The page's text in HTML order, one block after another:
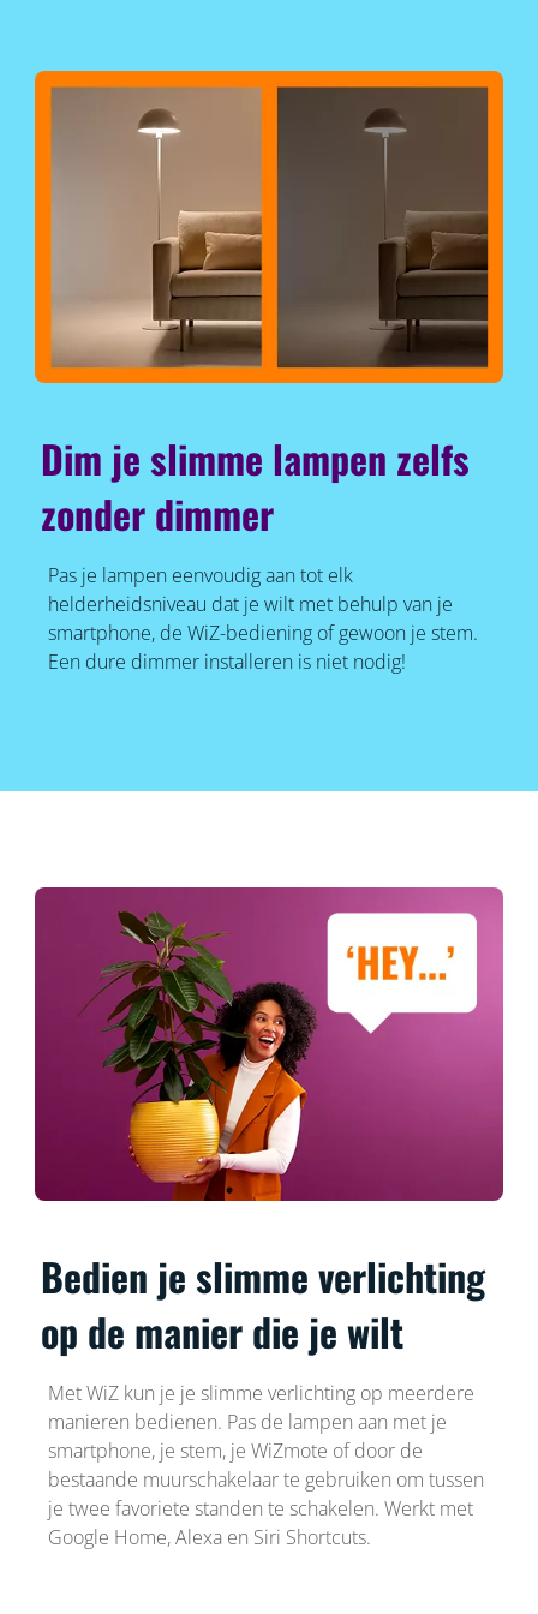
Dim je slimme lampen zelfs
zonder dimmer
Pas je lampen eenvoudig aan tot elk
helderheidsniveau dat je wilt met behulp van je
smartphone, de WiZ-bediening of gewoon je stem.
Een dure dimmer installeren is niet nodig!
Bedien je slimme verlichting
op de manier die je wilt
Met WiZ kun je je slimme verlichting op meerdere
manieren bedienen. Pas de lampen aan met je
smartphone, je stem, je WiZmote of door de
bestaande muurschakelaar te gebruiken om tussen
je twee favoriete standen te schakelen. Werkt met
Google Home, Alexa en Siri Shortcuts.